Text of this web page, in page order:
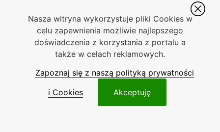
pobrało
Nasza witryna wykorzystuje pliki Cookies w
celu zapewnienia możliwie najlepszego
doświadczenia z korzystania z portalu a
także w celach reklamowych.
Zapoznaj się z naszą polityką prywatności
i Cookies
Akceptuję